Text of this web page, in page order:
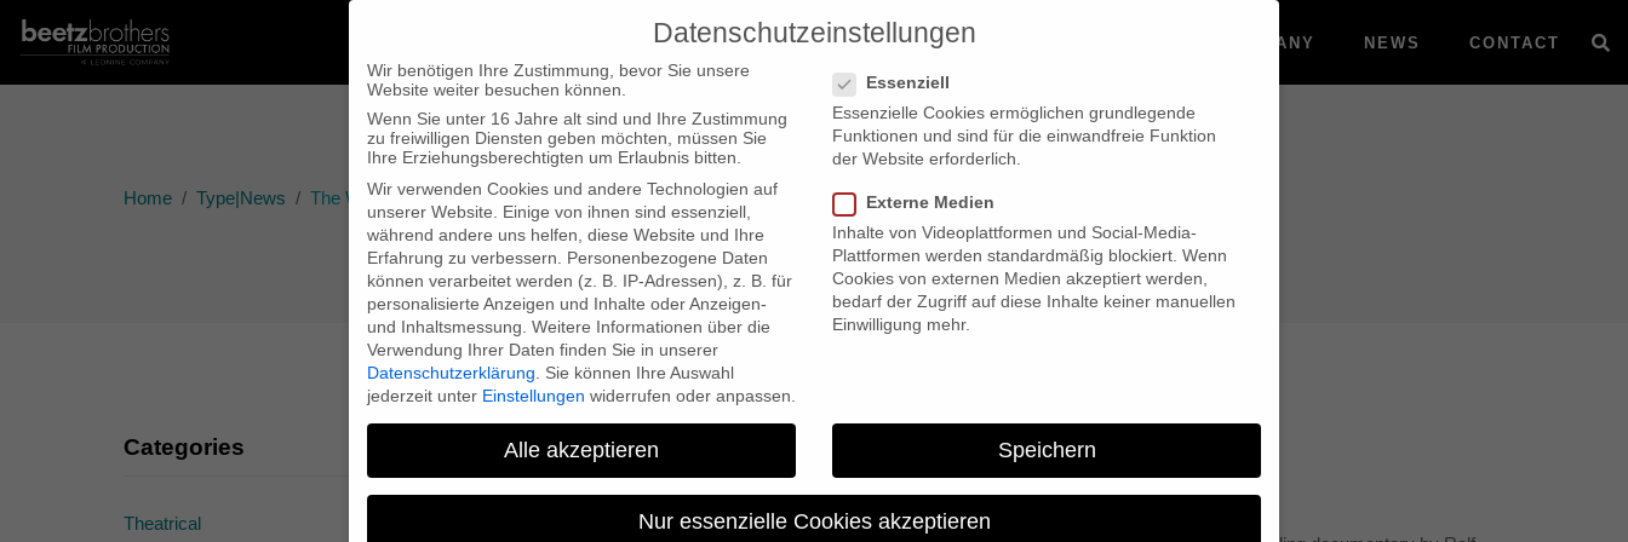
PRODUCTIONS COMPANY NEWS CONTACT
Home Type|News The Wagner Files on iTunes
The Wagner Files on iTunes
Categories
Theatrical
Datenschutzeinstellungen
Wir benötigen Ihre Zustimmung, bevor Sie unsere
Website weiter besuchen können.
Wenn Sie unter 16 Jahre alt sind und Ihre Zustimmung
zu freiwilligen Diensten geben möchten, müssen Sie
Ihre Erziehungsberechtigten um Erlaubnis bitten.
Wir verwenden Cookies und andere Technologien auf
unserer Website. Einige von ihnen sind essenziell,
während andere uns helfen, diese Website und Ihre
Erfahrung zu verbessern.
Personenbezogene Daten
können verarbeitet werden (z. B. IP-Adressen), z. B. für
personalisierte Anzeigen und Inhalte oder Anzeigen-
und Inhaltsmessung. Weitere Informationen über die
Verwendung Ihrer Daten finden Sie in unserer
Datenschutzerklärung
Sie können Ihre Auswahl
jederzeit unter Einstellungen widerrufen oder anpassen.
Essenziell
Essenzielle Cookies ermöglichen grundlegende
Funktionen und sind für die einwandfreie Funktion
der Website erforderlich.
Externe Medien
Inhalte von Videoplattformen und Social-Media-
Plattformen werden standardmäßig blockiert. Wenn
Cookies von externen Medien akzeptiert werden,
bedarf der Zugriff auf diese Inhalte keiner manuellen
Einwilligung mehr.
Alle akzeptieren Speichern
Nur essenzielle Cookies akzeptieren